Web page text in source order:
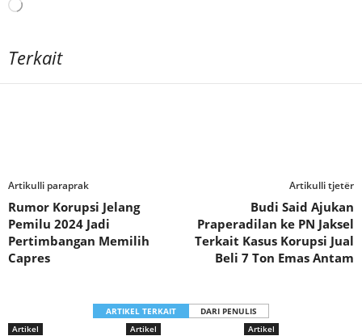
Memuat...
Terkait
Artikulli paraprak
Rumor Korupsi Jelang
Pemilu 2024 Jadi
Pertimbangan Memilih
Capres
Artikulli tjetër
Budi Said Ajukan
Praperadilan ke PN Jaksel
Terkait Kasus Korupsi Jual
Beli 7 Ton Emas Antam
ARTIKEL TERKAIT
DARI PENULIS
Artikel
Artikel Artikel